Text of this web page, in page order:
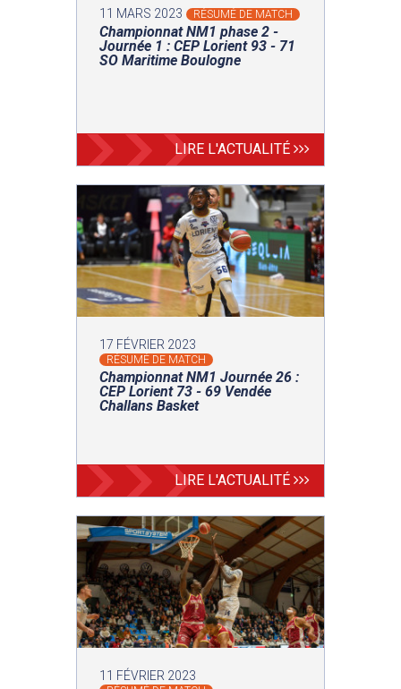
11 MARS 2023 RÉSUMÉ DE MATCH
Championnat NM1 phase 2 -
Journée 1 : CEP Lorient 93 - 71
SO Maritime Boulogne
LIRE L'ACTUALITÉ
17 FÉVRIER 2023
RÉSUMÉ DE MATCH
Championnat NM1 Journée 26 :
CEP Lorient 73 - 69 Vendée
Challans Basket
LIRE L'ACTUALITÉ
11 FÉVRIER 2023